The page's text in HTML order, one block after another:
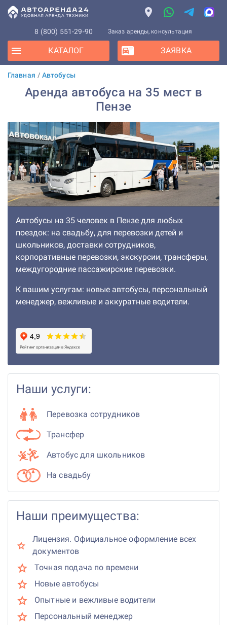
8 (800) 551-29-90 Заказ аренды, консультация
КАТАЛОГ ЗАЯВКА
Главная / Автобусы
Аренда автобуса на 35 мест в
Пензе
Автобусы на 35 человек в Пензе для любых
поездок: на свадьбу, для перевозки детей и
школьников, доставки сотрудников,
корпоративные перевозки, экскурсии, трансферы,
междугородние пассажирские перевозки.
К вашим услугам: новые автобусы, персональный
менеджер, вежливые и аккуратные водители.
Наши услуги:
Перевозка сотрудников
Трансфер
Автобус для школьников
На свадьбу
Наши преимущества:
Лицензия. Официальное оформление всех
документов
Точная подача по времени
Новые автобусы
Опытные и вежливые водители
Персональный менеджер